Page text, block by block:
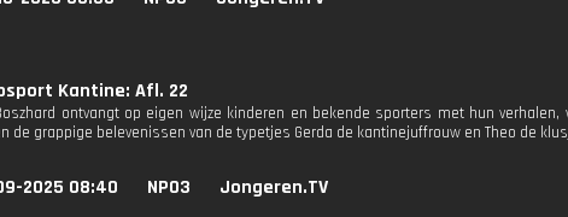
Kantine: Afl. 22
ontvangt op eigen wijze kinderen en bekende sporters met hun
de grappige belevenissen van de typetjes Gerda de kantinejuffrouw en Theo de
2025 08:40 NPO3 Jongeren.TV